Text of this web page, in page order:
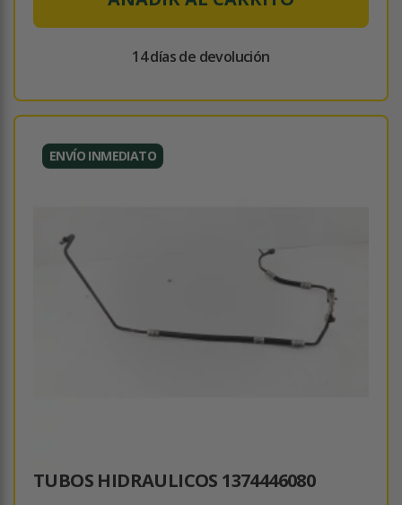
14 días de devolución
ENVÍO INMEDIATO
TUBOS HIDRAULICOS 1374446080